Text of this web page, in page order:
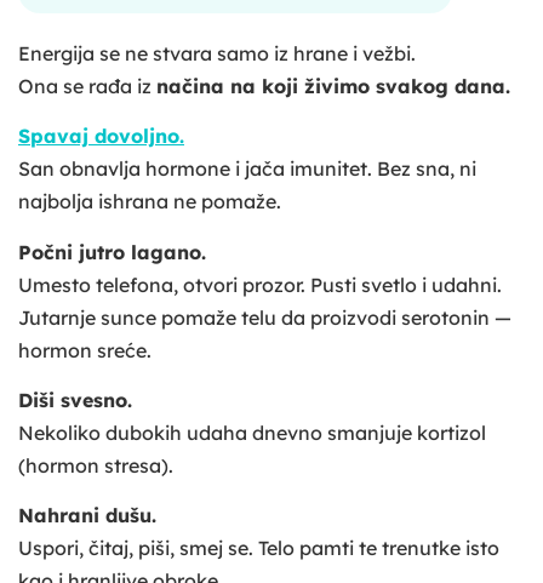
Energija se ne stvara samo iz hrane i vežbi.
Ona se rađa iz načina na koji živimo svakog dana.
Spavaj dovoljno.
San obnavlja hormone i jača imunitet. Bez sna, ni
najbolja ishrana ne pomaže.
Počni jutro lagano.
Umesto telefona, otvori prozor. Pusti svetlo i udahni.
Jutarnje sunce pomaže telu da proizvodi serotonin —
hormon sreće.
Diši svesno.
Nekoliko dubokih udaha dnevno smanjuje kortizol
(hormon stresa).
Nahrani dušu.
Uspori, čitaj, piši, smej se. Telo pamti te trenutke isto